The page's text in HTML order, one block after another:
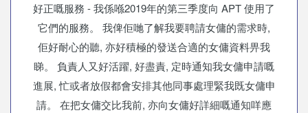
好正嘅服務 - 我係喺2019年的第三季度向 APT 使用了
它們的服務。 我俾佢哋了解我要聘請女傭的需求時,
佢好耐心的聽, 亦好積極的發送合適的女傭資料畀我
睇。 負責人又好活躍, 好盡責, 定時通知我女傭申請嘅
進展, 忙或者放假都會安排其他同事處理緊我既女傭申
請。 在把女傭交比我前, 亦向女傭好詳細嘅通知咩應